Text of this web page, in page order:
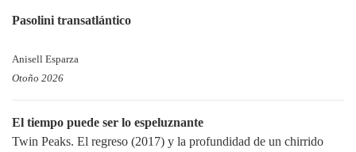
Pasolini transatlántico
Anisell Esparza
Otoño 2026
El tiempo puede ser lo espeluznante
Twin Peaks. El regreso (2017) y la profundidad de un chirrido